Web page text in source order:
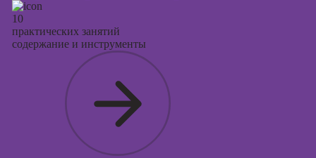
10
практических занятий
содержание и инструменты